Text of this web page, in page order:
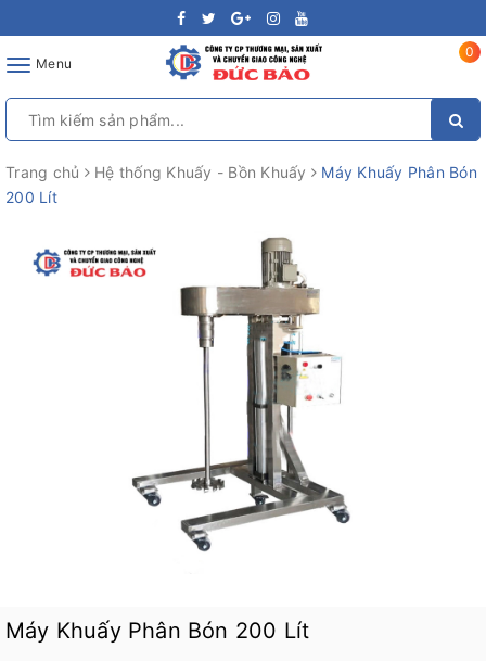
ToggleMenu
0
Trang chủ Hệ thống Khuấy - Bồn Khuấy
Máy Khuấy Phân Bón
200 Lít
Máy Khuấy Phân Bón 200 Lít